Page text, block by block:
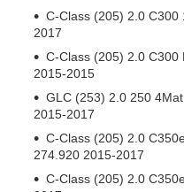
C-Class (205) 2.0
2017
C-Class (205) 2.0 C300
2015-2015
GLC (253) 2.0 250
2015-2017
C-Class (205) 2.0
274.920 2015-2017
C-Class (205) 2.0